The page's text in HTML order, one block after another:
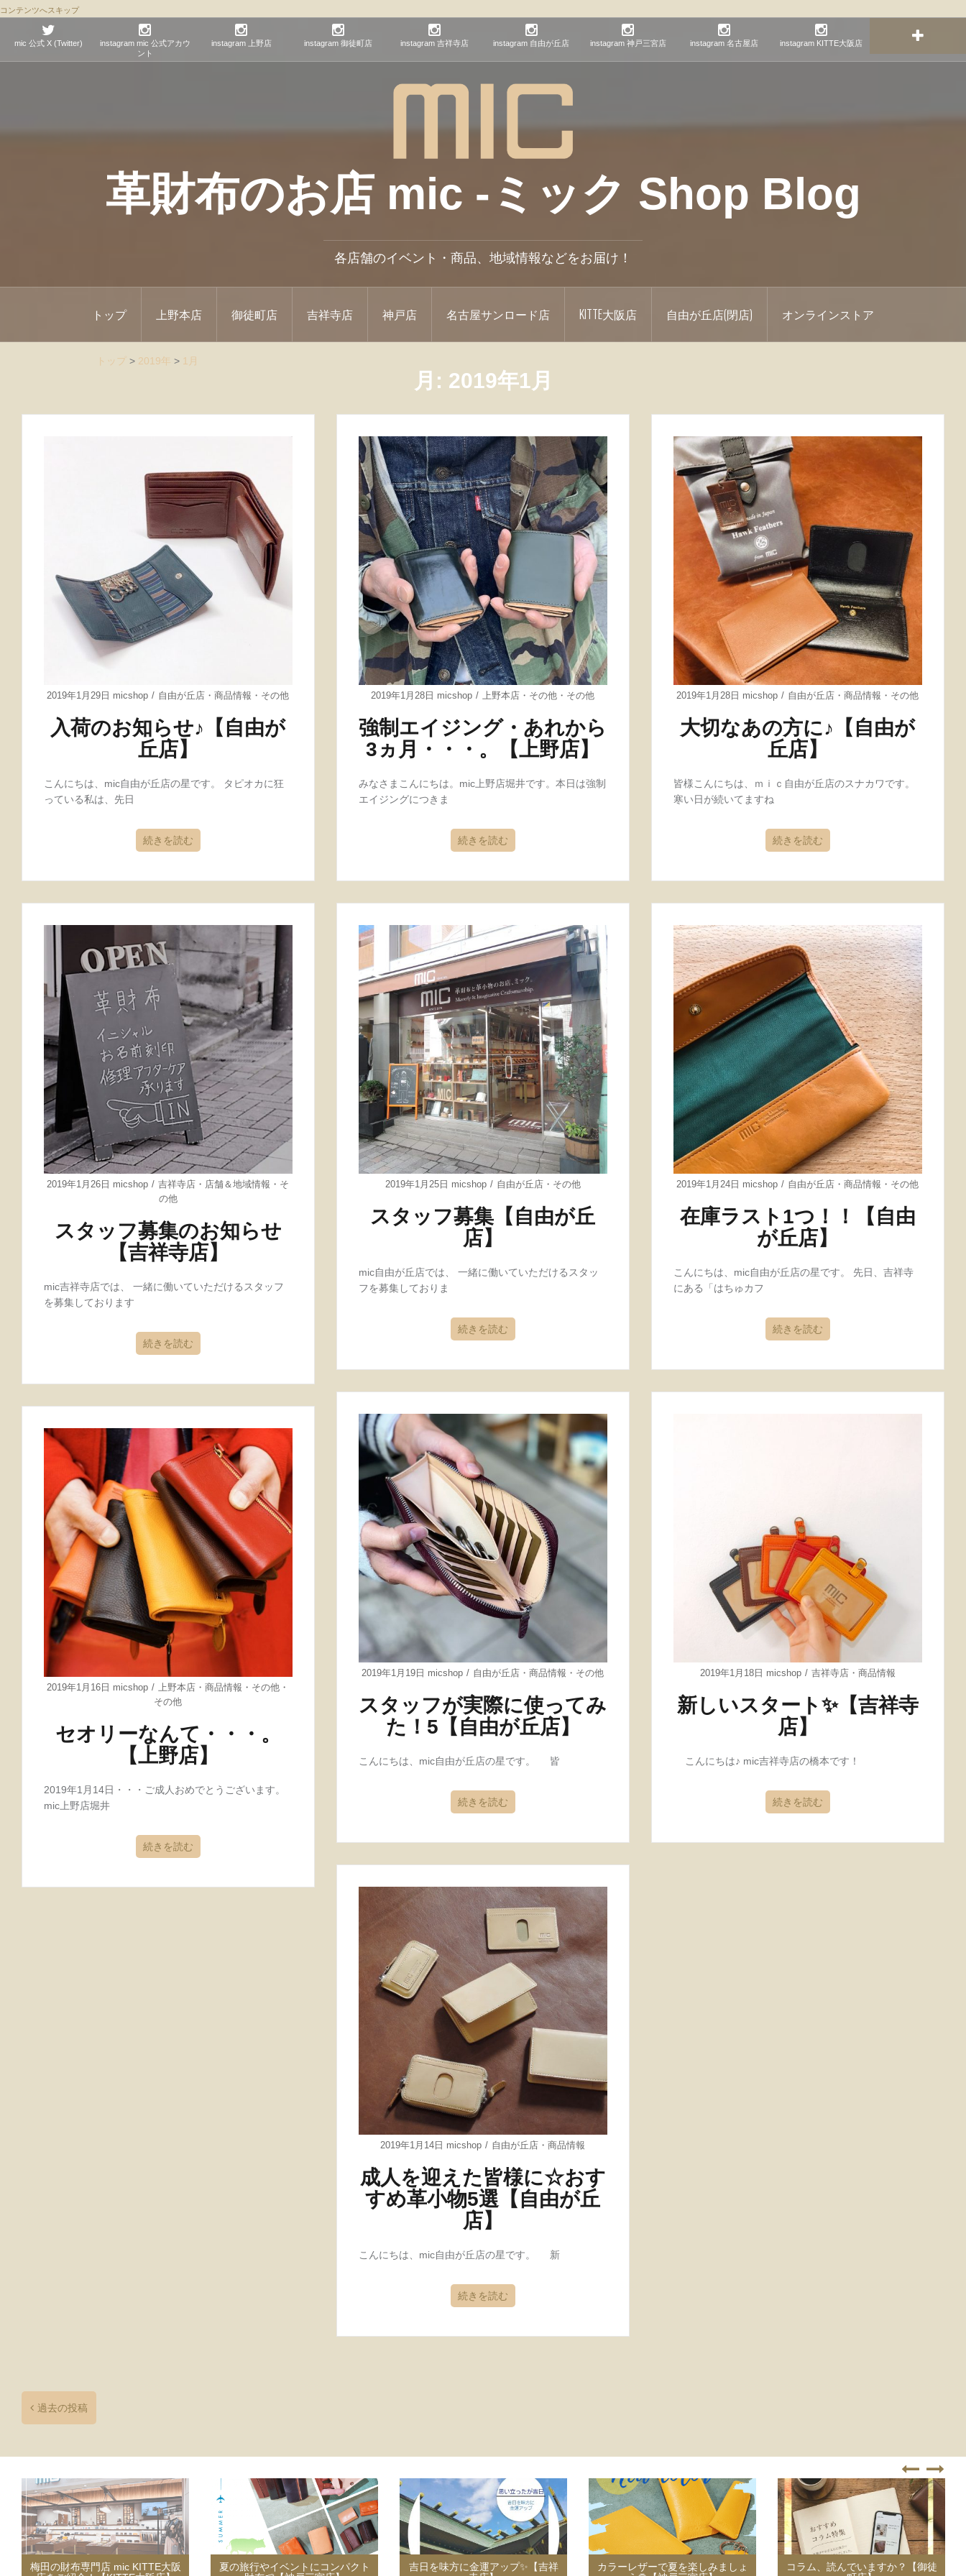
コンテンツへスキップ
mic 公式 X (Twitter)
instagram mic 公式アカウ
ント
instagram 上野店 instagram 御徒町店 instagram 吉祥寺店 instagram 自由が丘店 instagram 神戸三宮店 instagram 名古屋店 instagram KITTE大阪店
革財布のお店 mic -ミック Shop Blog
各店舗のイベント・商品、地域情報などをお届け！
トップ 上野本店 御徒町店 吉祥寺店 神戸店 名古屋サンロード店 KITTE大阪店 自由が丘店(閉店) オンラインストア
トップ > 2019年 > 1月
月: 2019年1月
2019年1月29日 micshop 自由が丘店 ・商品情報 ・ その他
入荷のお知らせ♪【自由が
丘店】
こんにちは、mic自由が丘店の星です。 タピオカに狂
っている私は、先日
続きを読む
2019年1月28日 micshop 上野本店 ・ その他 ・ その他
強制エイジング・あれから
3ヵ月・・・。【上野店】
みなさまこんにちは。mic上野店堀井です。本日は強制
エイジングにつきま
続きを読む
2019年1月28日 micshop 自由が丘店 ・商品情報 ・ その他
大切なあの方に♪【自由が
丘店】
皆様こんにちは、ｍｉｃ自由が丘店のスナカワです。
寒い日が続いてますね
続きを読む
2019年1月26日 micshop 吉祥寺店 ・ 店舗＆地域情報 ・ そ
の他
スタッフ募集のお知らせ
【吉祥寺店】
mic吉祥寺店では、 一緒に働いていただけるスタッフ
を募集しております
続きを読む
2019年1月25日 micshop 自由が丘店・ その他
スタッフ募集【自由が丘
店】
mic自由が丘店では、 一緒に働いていただけるスタッ
フを募集しておりま
続きを読む
2019年1月24日 micshop 自由が丘店 ・商品情報 ・ その他
在庫ラスト1つ！！【自由
が丘店】
こんにちは、mic自由が丘店の星です。 先日、吉祥寺
にある「はちゅカフ
続きを読む
2019年1月19日 micshop 自由が丘店 ・商品情報 ・ その他
スタッフが実際に使ってみ
た！5【自由が丘店】
こんにちは、mic自由が丘店の星です。 皆
続きを読む
2019年1月18日 micshop 吉祥寺店・ 商品情報
新しいスタート✨【吉祥寺
店】
こんにちは♪ mic吉祥寺店の橋本です！
続きを読む
2019年1月16日 micshop 上野本店 ・商品情報 ・ その他 ・
その他
セオリーなんて・・・。
【上野店】
2019年1月14日・・・ご成人おめでとうございます。
mic上野店堀井
続きを読む
2019年1月14日 micshop 自由が丘店 ・商品情報
成人を迎えた皆様に☆おす
すめ革小物5選【自由が丘
店】
こんにちは、mic自由が丘店の星です。 新
続きを読む
ゲ
ン
過去の投稿
梅田の財布専門店 mic KITTE大阪
夏の旅行やイベントにコンパクト
吉日を味方に金運アップ✨【吉祥
カラーレザーで夏を楽しみましょ
コラム、読んでいますか？【御徒